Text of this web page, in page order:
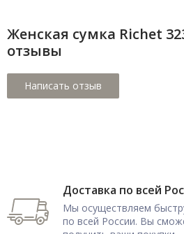
Женская сумка Richet
отзывы
Доставка по всей
Мы осуществляем
по всей России. Вы